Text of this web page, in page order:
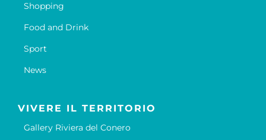
Shopping
Food and Drink
Sport
News
VIVERE IL TERRITORIO
Gallery Riviera del Conero